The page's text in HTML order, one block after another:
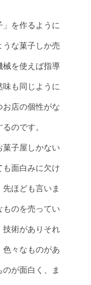
」を作るように
うな菓子しか売
械を使えば指導
も同じように
お店の個性がな
のです。
菓子屋しかない
も面白みに欠け
ほども言いま
ものを売ってい
技術がありそれ
色々なものがあ
が面白く、ま